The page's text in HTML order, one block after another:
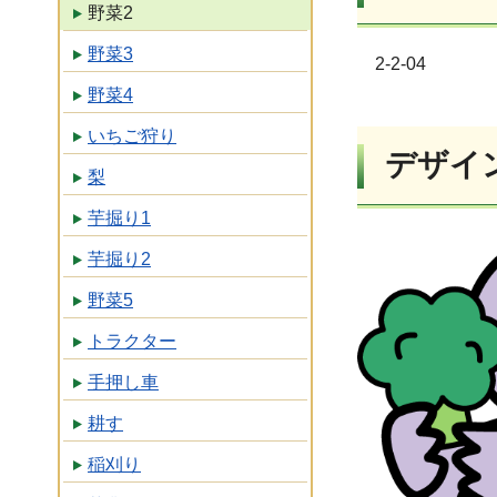
野菜2
野菜3
野菜4
いちご狩り
梨
芋掘り1
芋掘り2
野菜5
トラクター
手押し車
耕す
稲刈り
2-2-04
デザイ